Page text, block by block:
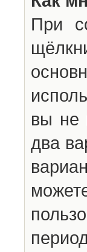
При
вы не
два